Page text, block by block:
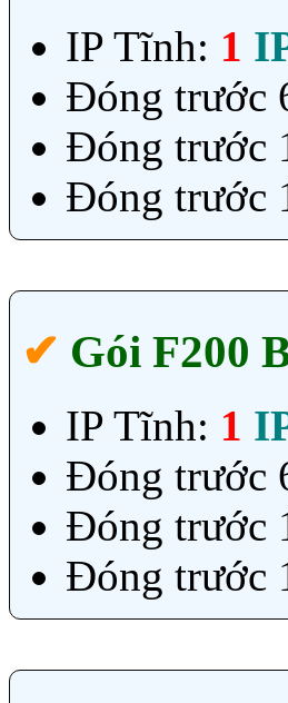
IP Tĩnh: 1
Đóng trước
Đóng trước
Đóng trước
✔‎ Gói F200
IP Tĩnh: 1
Đóng trước
Đóng trước
Đóng trước